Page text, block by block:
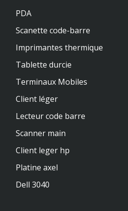
PDA
Scanette code-barre
Imprimantes thermique
Tablette durcie
Terminaux Mobiles
Client léger
Lecteur code barre
Scanner main
Client leger hp
Platine axel
Dell 3040